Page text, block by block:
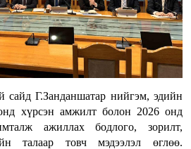
Г.Занданшатар нийгэм, эдийн
хүрсэн амжилт болон 2026 онд
ажиллах бодлого, зорилт,
талаар товч мэдээлэл өглөө.